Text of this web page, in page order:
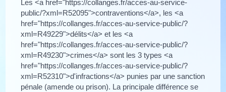
Les <a href="https://collanges.fr/acces-au-service-
public/?xml=R52095">contraventions</a>, les <a
href="https://collanges.fr/acces-au-service-public/?
xml=R49229">délits</a> et les <a
href="https://collanges.fr/acces-au-service-public/?
xml=R49230">crimes</a> sont les 3 types <a
href="https://collanges.fr/acces-au-service-public/?
xml=R52310">d'infractions</a> punies par une sanction
pénale (amende ou prison). La principale différence se